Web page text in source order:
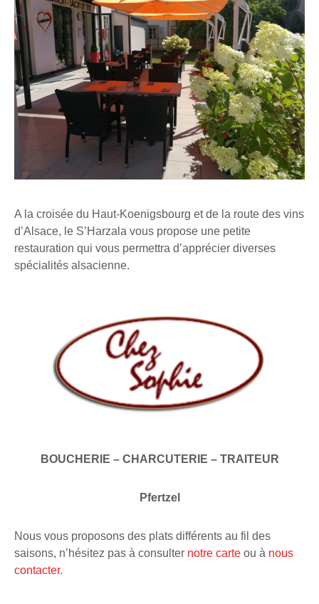
A la croisée du Haut-Koenigsbourg et de la route des vins
d’Alsace, le S’Harzala vous propose une petite
restauration qui vous permettra d’apprécier diverses
spécialités alsacienne.
BOUCHERIE – CHARCUTERIE – TRAITEUR
Pfertzel
Nous vous proposons des plats différents au fil des
saisons, n’hésitez pas à consulter notre carte ou à nous
contacter.